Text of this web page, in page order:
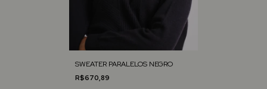
SWEATER PARALELOS NEGRO
R$670,89